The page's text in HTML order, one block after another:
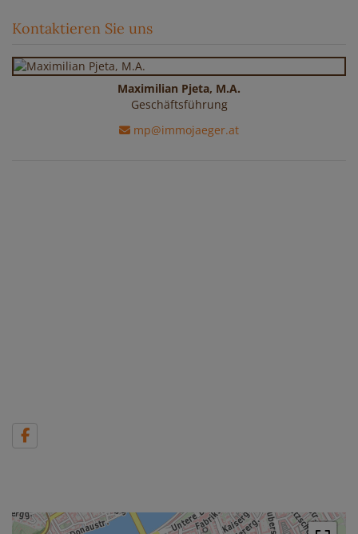
Kontaktieren Sie uns
Maximilian Pjeta, M.A.
Geschäftsführung
mp@immojaeger.at